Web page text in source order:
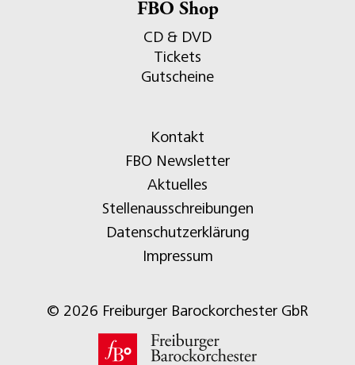
FBO Shop
CD & DVD
Tickets
Gutscheine
Kontakt
FBO Newsletter
Aktuelles
Stellenausschreibungen
Datenschutzerklärung
Impressum
© 2026 Freiburger Barockorchester GbR